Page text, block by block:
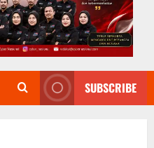
SUBSCRIBE